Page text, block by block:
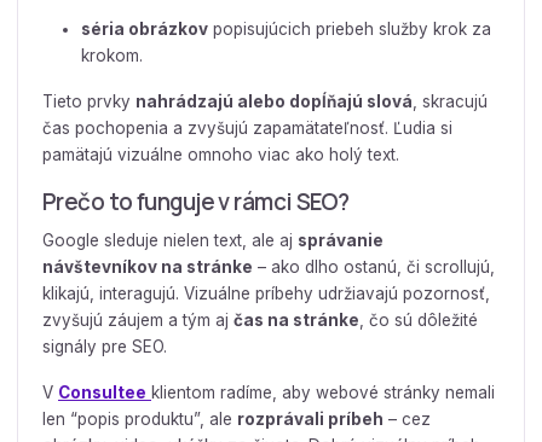
séria obrázkov popisujúcich priebeh služby krok za
krokom.
Tieto prvky nahrádzajú alebo dopĺňajú slová , skracujú
čas pochopenia a zvyšujú zapamätateľnosť. Ľudia si
pamätajú vizuálne omnoho viac ako holý text.
Prečo to funguje v rámci SEO?
Google sleduje nielen text, ale aj správanie
návštevníkov na stránke – ako dlho ostanú, či scrollujú,
klikajú, interagujú. Vizuálne príbehy udržiavajú pozornosť,
zvyšujú záujem a tým aj čas na stránke , čo sú dôležité
signály pre SEO.
V Consultee klientom radíme, aby webové stránky nemali
len “popis produktu”, ale rozprávali príbeh – cez